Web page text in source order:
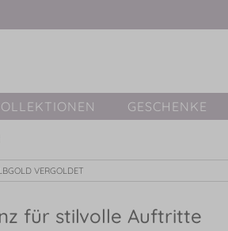
GESCHENKE
VERGOLDET
für stilvolle Auftritte